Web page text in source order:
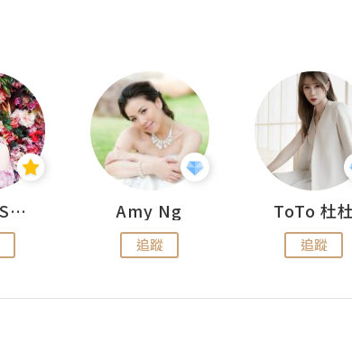
BeautySearch Amy Ng
追蹤
ToTo 杜
追蹤